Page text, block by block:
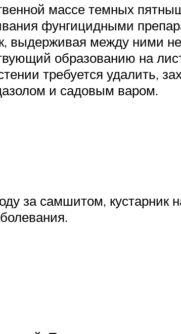
массе темных
фунгицидными
выдерживая между ними
образованию на
требуется удалить,
и садовым варом.
за самшитом, кустарник